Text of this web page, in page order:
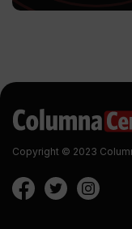
Copyright © 2023